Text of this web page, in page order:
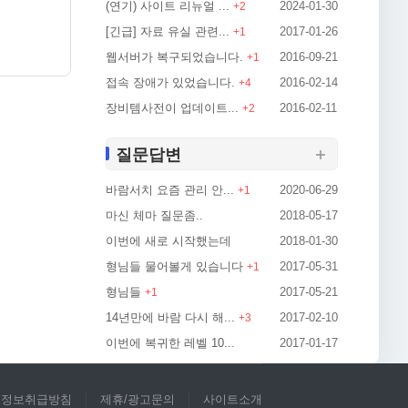
(연기) 사이트 리뉴얼 ... +2
2024-01-30
[긴급] 자료 유실 관련... +1
2017-01-26
웹서버가 복구되었습니다. +1
2016-09-21
접속 장애가 있었습니다. +4
2016-02-14
장비템사전이 업데이트... +2 2016-02-11
질문답변
바람서치 요즘 관리 안... +1
2020-06-29
마신 체마 질문좀..
2018-05-17
이번에 새로 시작했는데
2018-01-30
형님들 물어볼게 있습니다 +1
2017-05-31
형님들 +1
2017-05-21
14년만에 바람 다시 해... +3
2017-02-10
이번에 복귀한 레벨 10...
2017-01-17
보취급방침 제휴/광고문의 사이트소개